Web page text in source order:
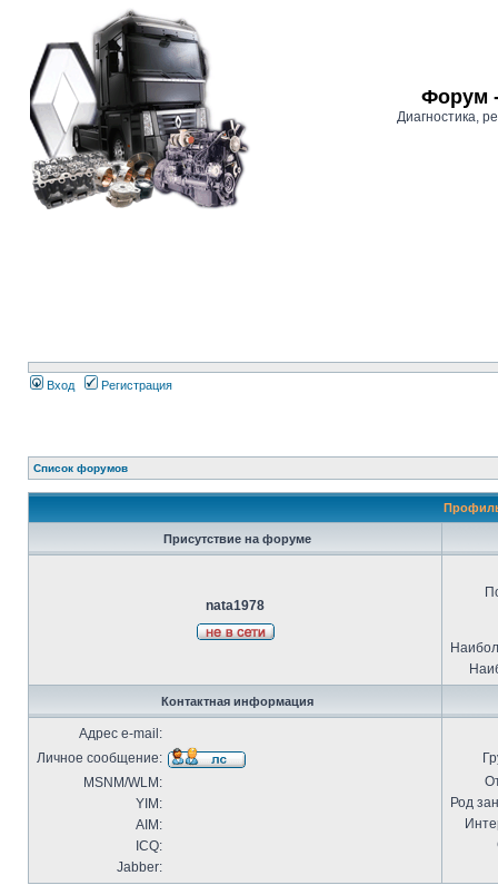
Форум -
Диагностика,
Вход Регистрация
Список форумов
Присутствие на форуме
nata1978
Контактная информация
Адрес e-mail:
Личное сообщение:
MSNM/WLM:
YIM:
AIM:
ICQ:
Jabber:
Род